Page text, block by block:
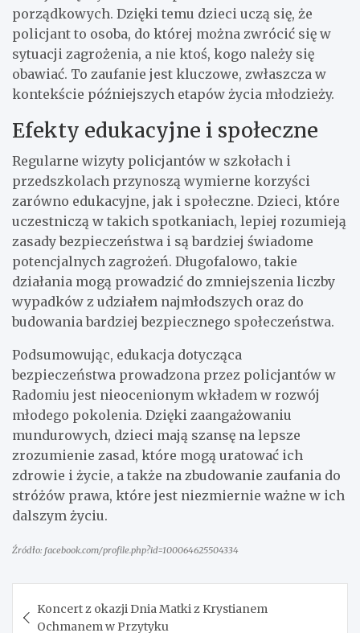
porządkowych. Dzięki temu dzieci uczą się, że
policjant to osoba, do której można zwrócić się w
sytuacji zagrożenia, a nie ktoś, kogo należy się
obawiać. To zaufanie jest kluczowe, zwłaszcza w
kontekście późniejszych etapów życia młodzieży.
Efekty edukacyjne i społeczne
Regularne wizyty policjantów w szkołach i
przedszkolach przynoszą wymierne korzyści
zarówno edukacyjne, jak i społeczne. Dzieci, które
uczestniczą w takich spotkaniach, lepiej rozumieją
zasady bezpieczeństwa i są bardziej świadome
potencjalnych zagrożeń. Długofalowo, takie
działania mogą prowadzić do zmniejszenia liczby
wypadków z udziałem najmłodszych oraz do
budowania bardziej bezpiecznego społeczeństwa.
Podsumowując, edukacja dotycząca
bezpieczeństwa prowadzona przez policjantów w
Radomiu jest nieocenionym wkładem w rozwój
młodego pokolenia. Dzięki zaangażowaniu
mundurowych, dzieci mają szansę na lepsze
zrozumienie zasad, które mogą uratować ich
zdrowie i życie, a także na zbudowanie zaufania do
stróżów prawa, które jest niezmiernie ważne w ich
dalszym życiu.
Źródło: facebook.com/profile.php?id=100064625504334
wpisu
Koncert z okazji Dnia Matki z Krystianem
Ochmanem w Przytyku